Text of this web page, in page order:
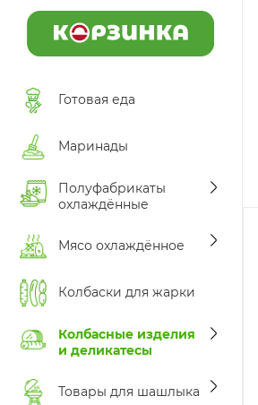
Готовая еда
Маринады
Полуфабрикаты
охлаждённые
Мясо охлаждённое
Колбаски для жарки
Колбасные изделия
и деликатесы
Товары для шашлыка